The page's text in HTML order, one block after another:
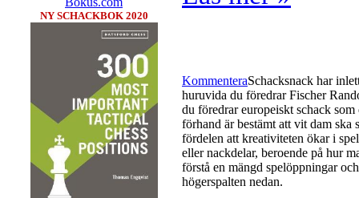
NY SCHACKBOK 2020
KommenteraSchacksnack har
huruvida du föredrar Fischer
du föredrar europeiskt schack
förhand är bestämt att vit dam ska
fördelen att kreativiteten ökar i
eller nackdelar, beroende på hur
förstå en mängd spelöppningar
högerspalten nedan.